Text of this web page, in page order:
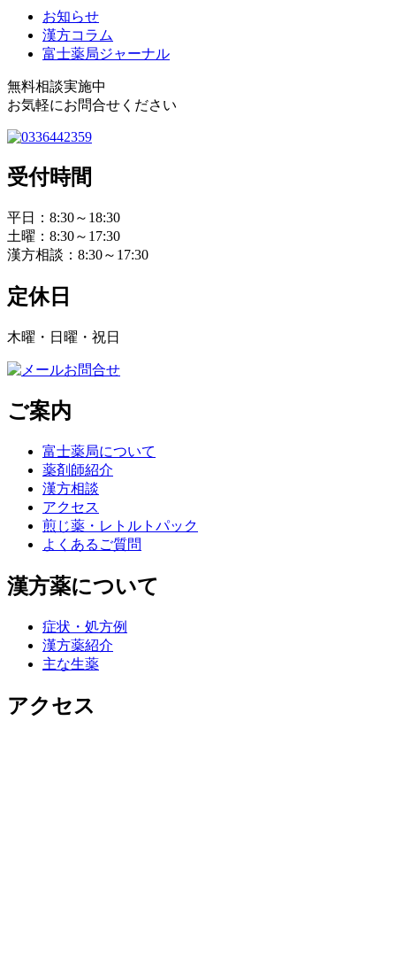
お知らせ
漢方コラム
富士薬局ジャーナル
無料相談実施中
お気軽にお問合せください
受付時間
平日：8:30～18:30
土曜：8:30～17:30
漢方相談：8:30～17:30
定休日
木曜・日曜・祝日
ご案内
富士薬局について
薬剤師紹介
漢方相談
アクセス
煎じ薬・レトルトパック
よくあるご質問
漢方薬について
症状・処方例
漢方薬紹介
主な生薬
アクセス